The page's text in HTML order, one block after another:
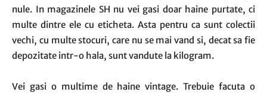
nule. In magazinele SH nu vei gasi doar haine purtate, ci
multe dintre ele cu eticheta. Asta pentru ca sunt colectii
vechi, cu multe stocuri, care nu se mai vand si, decat sa fie
depozitate intr-o hala, sunt vandute la kilogram.
Vei gasi o multime de haine vintage. Trebuie facuta o